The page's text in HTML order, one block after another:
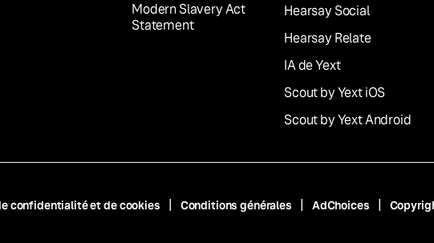
Modern Slavery Act
Statement
Hearsay Social
Hearsay Relate
IA de Yext
Scout by Yext iOS
Scout by Yext Android
confidentialité et de cookies Conditions générales AdChoices